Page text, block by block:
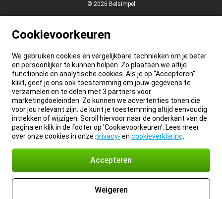
© 2026 Belsimpel
Cookievoorkeuren
We gebruiken cookies en vergelijkbare technieken om je beter
en persoonlijker te kunnen helpen. Zo plaatsen we altijd
functionele en analytische cookies. Als je op “Accepteren”
klikt, geef je ons ook toestemming om jouw gegevens te
verzamelen en te delen met 3 partners voor
marketingdoeleinden. Zo kunnen we advertenties tonen die
voor jou relevant zijn. Je kunt je toestemming altijd eenvoudig
intrekken of wijzigen. Scroll hiervoor naar de onderkant van de
pagina en klik in de footer op 'Cookievoorkeuren'. Lees meer
over onze cookies in onze privacy- en cookieverklaring
Accepteren
Weigeren